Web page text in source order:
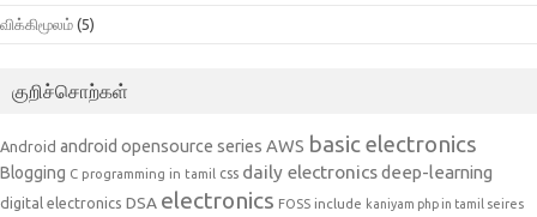
விக்கிமூலம் (5)
குறிச்சொற்கள்
Android android opensource series AWS basic electronics
Blogging C programming in tamil css daily electronicsdeep-learning
digital electronics DSA electronics FOSS include kaniyam php in tamil seires